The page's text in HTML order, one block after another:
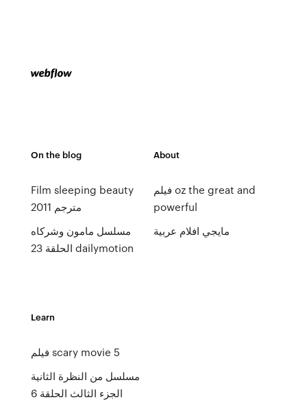
On the blog
Film sleeping beauty
2011 مترجم
مسلسل مامون وشركاه
الحلقة 23 dailymotion
About
فيلم oz the great and
powerful
مايجي افلام عربية
Learn
فيلم scary movie 5
مسلسل من النظرة الثانية
الجزء الثالث الحلقة 6